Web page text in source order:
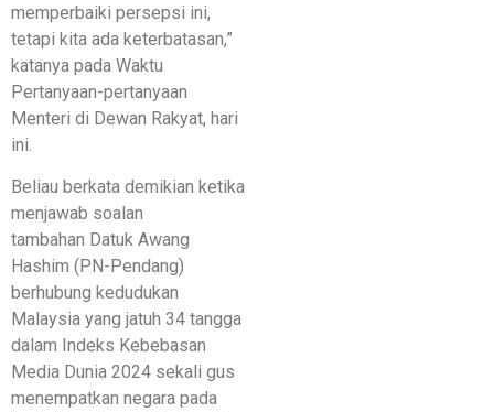
memperbaiki persepsi ini,
tetapi kita ada keterbatasan,”
katanya pada Waktu
Pertanyaan-pertanyaan
Menteri di Dewan Rakyat, hari
ini.
Beliau berkata demikian ketika
menjawab soalan
tambahan Datuk Awang
Hashim (PN-Pendang)
berhubung kedudukan
Malaysia yang jatuh 34 tangga
dalam Indeks Kebebasan
Media Dunia 2024 sekali gus
menempatkan negara pada